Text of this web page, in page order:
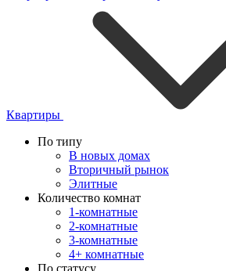
Квартиры
По типу
В новых домах
Вторичный рынок
Элитные
Количество комнат
1-комнатные
2-комнатные
3-комнатные
4+ комнатные
По статусу